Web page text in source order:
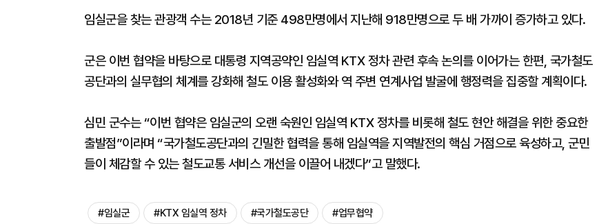
임실군을 찾는 관광객 수는 2018년 기준 498만명에서 지난해 918만명으로 두 배 가까이 증가하고 있다.
군은 이번 협약을 바탕으로 대통령 지역공약인 임실역 KTX 정차 관련 후속 논의를 이어가는 한편, 국가철도
공단과의 실무협의 체계를 강화해 철도 이용 활성화와 역 주변 연계사업 발굴에 행정력을 집중할 계획이다.
심민 군수는 “이번 협약은 임실군의 오랜 숙원인 임실역 KTX 정차를 비롯해 철도 현안 해결을 위한 중요한
출발점”이라며 “국가철도공단과의 긴밀한 협력을 통해 임실역을 지역발전의 핵심 거점으로 육성하고, 군민
들이 체감할 수 있는 철도교통 서비스 개선을 이끌어 내겠다”고 말했다.
#임실군 #KTX 임실역 정차 #국가철도공단 #업무협약